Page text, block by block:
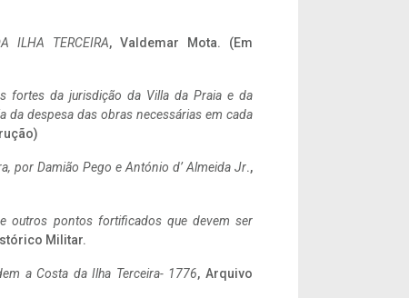
ILHA TERCEIRA, Valdemar Mota. (Em
fortes da jurisdição da Villa da Praia e da
da despesa das obras necessárias em cada
por Damião Pego e António d’ Almeida Jr.,
outros pontos fortificados que devem ser
Militar.
a Costa da Ilha Terceira- 1776, Arquivo